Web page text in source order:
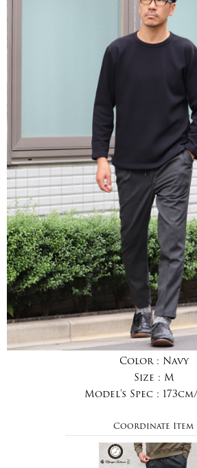
Color : Navy
Size : M
Model's Spec :
Coordinate Item